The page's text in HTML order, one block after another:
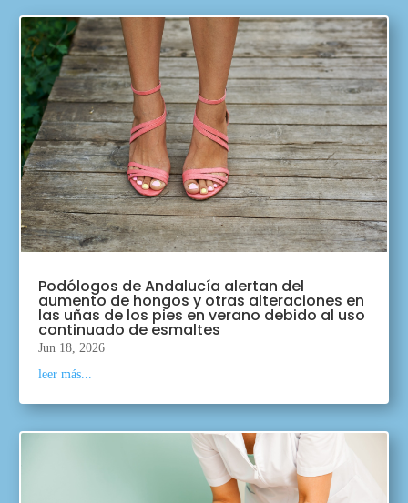
Podólogos de Andalucía alertan del
aumento de hongos y otras alteraciones en
las uñas de los pies en verano debido al uso
continuado de esmaltes
Jun 18, 2026
leer más...